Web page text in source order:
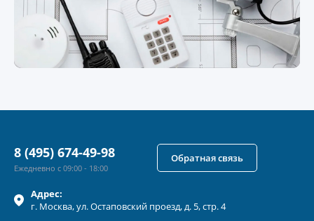
Адрес:
г. Москва, ул.Остаповский проезд, д. 5, стр. 4
8 (495) 674-49-98
Ежедневно с 09:00 - 18:00
Обратная связь